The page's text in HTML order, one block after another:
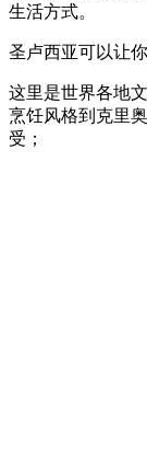
生活方式。
圣卢西亚可以让
这里是世界各地
烹饪风格到克里
受；